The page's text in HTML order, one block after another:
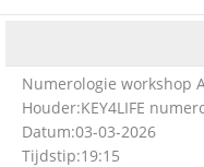
Numerologie workshop
Houder:KEY4LIFE
Datum:03-03-2026
Tijdstip:19:15